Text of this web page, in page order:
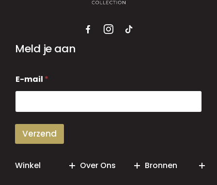
Meld je aan
-
m
i
E-mail *
Verzend
Winkel Over Ons Bronnen